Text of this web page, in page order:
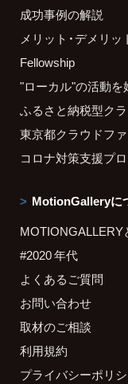
成功事例の解説
メリット・デメリッ
Fellowship
"ローカル"の活動を
ふるさと納税型ク
東京都クラウドフ
コロナ対策支援プ
MotionGalleryに
MOTIONGALLERY
#2020 年代
よくあるご質問
お問い合わせ
取材のご相談
利用規約
プライバシーポリ